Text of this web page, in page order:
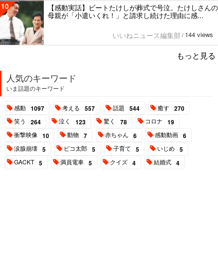
10
【感動実話】ビートたけしが葬式で号泣。たけしさんの
母親が「小遣いくれ！」と請求し続けた理由に感...
いいねニュース編集部 / 144 views
もっと見る
人気のキーワード
いま話題のキーワード
感動 1097 考える 557 話題 544 癒す 270
笑う 264 泣く 123 驚く 78 コロナ 19
衝撃映像 10 動物 7 赤ちゃん 6 感動動画 6
涙腺崩壊 5 ピコ太郎 5 子育て 5 いじめ 5
GACKT 5 満員電車 5 クイズ 4 結婚式 4